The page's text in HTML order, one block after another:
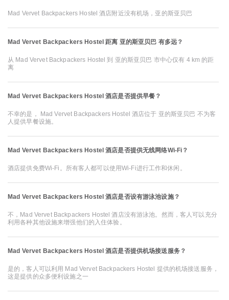
Mad Vervet Backpackers Hostel 酒店附近没有机场，亚的斯亚贝巴
Mad Vervet Backpackers Hostel 距离 亚的斯亚贝巴 有多远？
从 Mad Vervet Backpackers Hostel 到 亚的斯亚贝巴 市中心仅有 4 km 的距
离
Mad Vervet Backpackers Hostel 酒店是否提供早餐？
不幸的是， Mad Vervet Backpackers Hostel 酒店位于 亚的斯亚贝巴 不为客
人提供早餐设施。
Mad Vervet Backpackers Hostel 酒店是否提供无线网络Wi-Fi？
酒店提供免费Wi-Fi。所有客人都可以使用Wi-Fi进行工作和休闲。
Mad Vervet Backpackers Hostel 酒店是否设有游泳池设施？
不，Mad Vervet Backpackers Hostel 酒店没有游泳池。然而，客人可以充分
利用各种其他设施来增强他们的入住体验。
Mad Vervet Backpackers Hostel 酒店是否提供机场接送服务？
是的，客人可以利用 Mad Vervet Backpackers Hostel 提供的机场接送服务，
这是提供的众多便利设施之一